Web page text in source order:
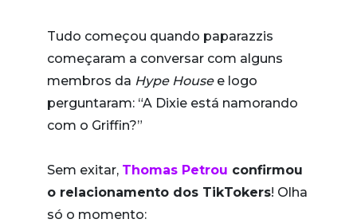
Tudo começou quando paparazzis
começaram a conversar com alguns
membros da Hype Housee logo
perguntaram: “A Dixie está namorando
com o Griffin?”
Sem exitar, Thomas Petrou confirmou
o relacionamento dos TikTokers! Olha
só o momento: